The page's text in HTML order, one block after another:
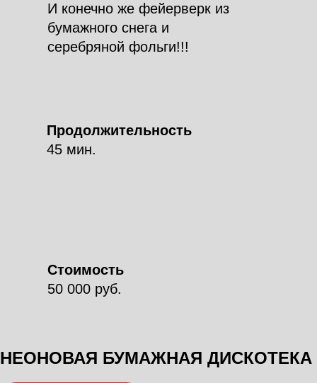
И конечно же фейерверк из
бумажного снега и
серебряной фольги!!!
Стоимость
50 000 руб.
Продолжительность
45 мин.
НЕОНОВАЯ БУМАЖНАЯ ДИСКОТЕКА